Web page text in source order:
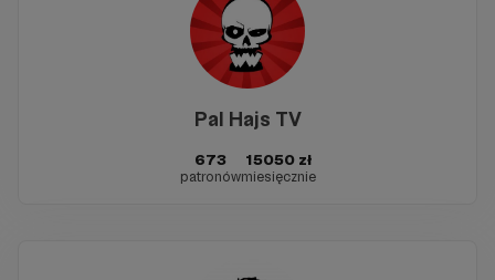
Pal Hajs TV
673
patronów
15050 zł
miesięcznie